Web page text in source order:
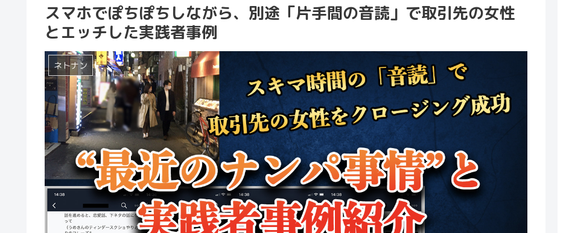
スマホでぽちぽちしながら、別途「片手間の音読」で取引先の女性
とエッチした実践者事例
ネトナン